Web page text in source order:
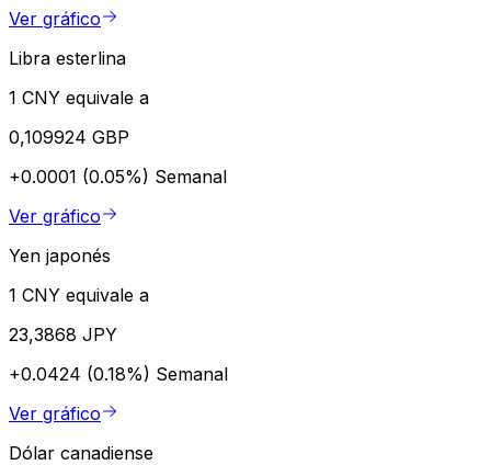
Ver gráfico
Libra esterlina
1 CNY equivale a
0,109924 GBP
+0.0001 (0.05%) Semanal
Ver gráfico
Yen japonés
1 CNY equivale a
23,3868 JPY
+0.0424 (0.18%) Semanal
Ver gráfico
Dólar canadiense